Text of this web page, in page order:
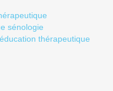
sénologie
thérapeutique